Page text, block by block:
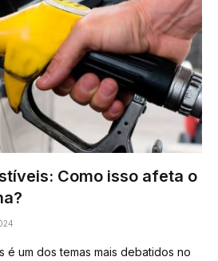
Como isso afeta o
é um dos temas mais debatidos no